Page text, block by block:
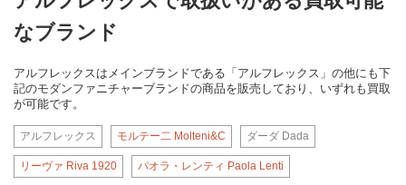
なブランド
アルフレックスはメインブランドである「アルフレックス」の他にも下
記のモダンファニチャーブランドの商品を販売しており、いずれも買取
が可能です。
アルフレックス モルテー二 Molteni&C ダーダ Dada
リーヴァ Riva 1920 パオラ・レンティ Paola Lenti